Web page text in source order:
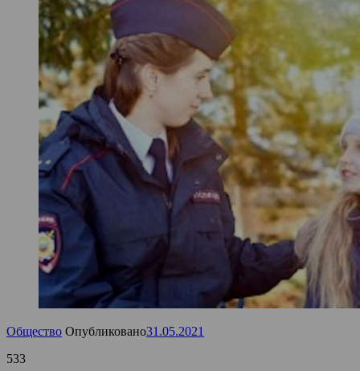
Общество Опубликовано31.05.2021
533